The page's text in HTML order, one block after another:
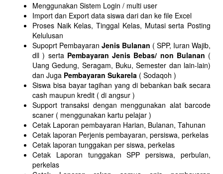
Menggunakan Sistem Login / multi user
Import dan Export data siswa dari dan ke file Excel
Proses Naik Kelas, Tinggal Kelas, Mutasi serta Posting
Kelulusan
Supoprt Pembayaran Jenis Bulanan ( SPP, Iuran Wajib,
dll ) serta Pembayaran Jenis Bebas/ non Bulanan (
Uang Gedung, Seragam, Buku, Semester dan lain-lain)
dan Juga Pembayaran Sukarela ( Sodaqoh )
Siswa bisa bayar tagihan yang di bebankan baik secara
cash maupun kredit ( di angsur )
Support transaksi dengan menggunakan alat barcode
scaner ( menggunakan kartu pelajar )
Cetak Laporan pembayaran Harian, Bulanan, Tahunan
Cetak laporan Perjenis pembayaran, persiswa, perkelas
Cetak laporan tunggakan per siswa, perkelas
Cetak Laporan tunggakan SPP persiswa, perbulan,
perkelas